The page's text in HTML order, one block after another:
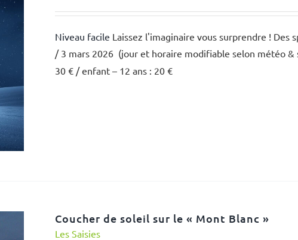
Niveau facile Laissez l'imaginaire vous surprendre !
/ 3 mars 2026 (jour et horaire modifiable selon météo &
30 € / enfant – 12 ans : 20 €
Coucher de soleil sur le « Mont Blanc »
Les Saisies